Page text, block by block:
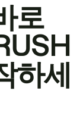
로
하세